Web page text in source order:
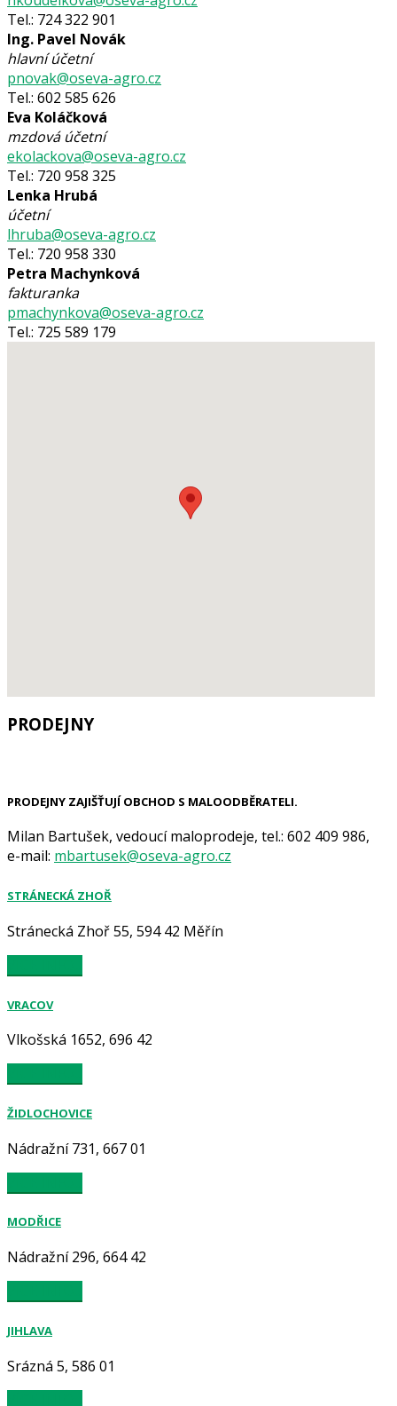
Tel.: 724 322 901
Ing. Pavel Novák
hlavní účetní
pnovak@oseva-agro.cz
Tel.: 602 585 626
Eva Koláčková
mzdová účetní
ekolackova@oseva-agro.cz
Tel.: 720 958 325
Lenka Hrubá
účetní
lhruba@oseva-agro.cz
Tel.: 720 958 330
Petra Machynková
fakturanka
pmachynkova@oseva-agro.cz
Tel.: 725 589 179
PRODEJNY
PRODEJNY ZAJIŠŤUJÍ OBCHOD S MALOODBĚRATELI.
Milan Bartušek, vedoucí maloprodeje, tel.: 602 409 986,
e-mail: mbartusek@oseva-agro.cz
STRÁNECKÁ ZHOŘ
Stránecká Zhoř 55, 594 42 Měřín
VRACOV
Vlkošská 1652, 696 42
ŽIDLOCHOVICE
Nádražní 731, 667 01
MODŘICE
Nádražní 296, 664 42
JIHLAVA
Srázná 5, 586 01